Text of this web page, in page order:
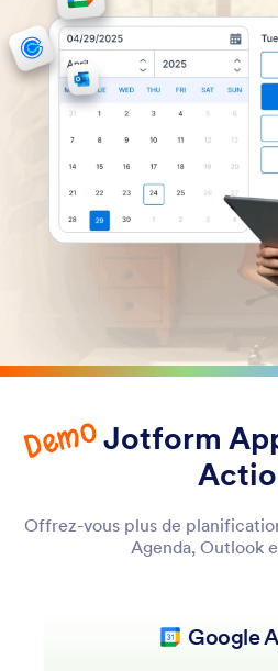
DemoJotform
Offrez-vous plus de
Agenda, Outlook
Google